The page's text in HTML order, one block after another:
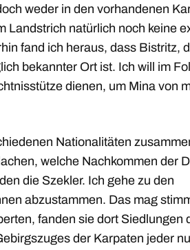
weder in den vorhandenen
Landstrich natürlich noch keine
fand ich heraus, dass Bistritz,
bekannter Ort ist. Ich will im
dienen, um Mina von
Nationalitäten
welche Nachkommen der
die Szekler. Ich gehe zu den
abzustammen. Das mag
fanden sie dort Siedlungen
der Karpaten jeder